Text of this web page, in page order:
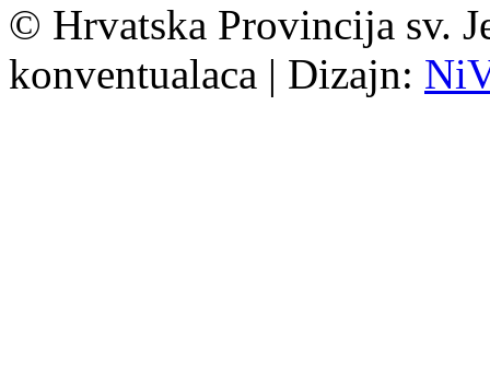
© Hrvatska Provincija sv.
konventualaca | Dizajn: